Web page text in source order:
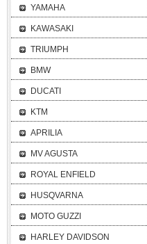
YAMAHA
KAWASAKI
TRIUMPH
BMW
DUCATI
KTM
APRILIA
MV AGUSTA
ROYAL ENFIELD
HUSQVARNA
MOTO GUZZI
HARLEY DAVIDSON